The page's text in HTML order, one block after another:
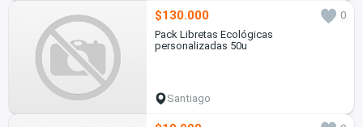
$130.000
0
Pack Libretas Ecológicas
personalizadas 50u
Santiago